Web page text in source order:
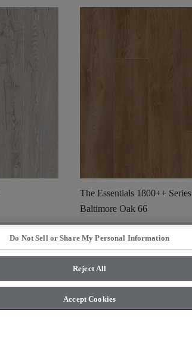
The Essentials 1800++ Series
Baltimore Oak 66
shopping_cartOrdina un campione
visibilityVisualizzazione rapida
Do Not Sell or Share My Personal Information
Reject All
Accept Cookies